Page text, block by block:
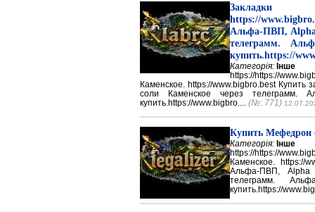
Закладки
https://
Альфа-ПВП, Alpha
телеграмм.
купить.https://
Категорія: Інше
https://https://
Каменское. https://www.bigbro.best Купить
соли Каменское через телеграмм.
купить.https://www.bigbro.... (№: 771)
Купить
Категорія: Інше
https://https://
Каменское. https://
Альфа-ПВП, Alpha
телеграмм.
купить.https://